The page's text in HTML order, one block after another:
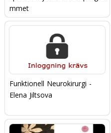
mmet
Funktionell Neurokirurgi -
Elena Jiltsova